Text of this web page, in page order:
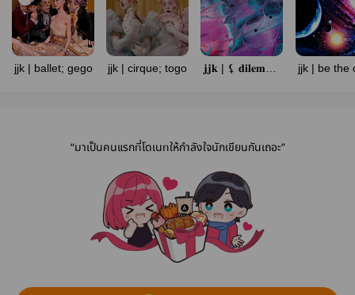
jjk | ballet; gego jjk | cirque; togo
𝐣𝐣𝐤 | ⚸ 𝐝𝐢𝐥𝐞𝐦𝐦𝐚
jjk | be the
“มาเป็นคนแรกที่โดเนทให้กำลังใจนักเขียนกันเถอะ”